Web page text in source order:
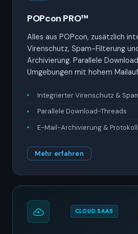
POPcon PRO™
Alles aus POPcon, zusätzlich
Virenschutz, Spam-Filterung
Archivierung. Parallele
Umgebungen mit hohem
Integrierter Virenschutz &
Parallele Download-Threads
E-Mail-Archivierung &
Mehr erfahren
CLOUD SAAS